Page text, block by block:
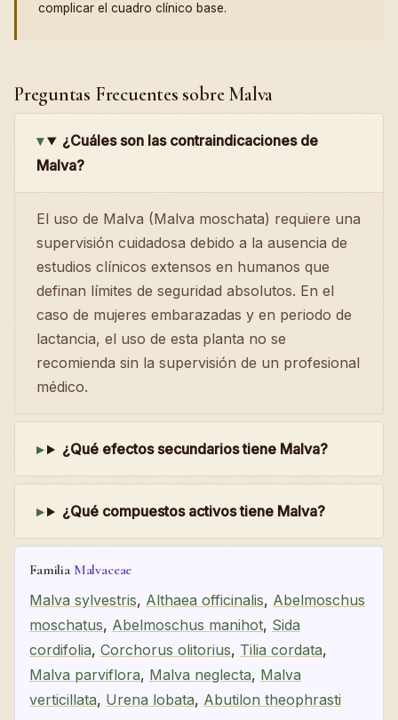
complicar el cuadro clínico base.
Preguntas Frecuentes sobre Malva
¿Cuáles son las contraindicaciones de
Malva?
El uso de Malva (Malva moschata) requiere una
supervisión cuidadosa debido a la ausencia de
estudios clínicos extensos en humanos que
definan límites de seguridad absolutos. En el
caso de mujeres embarazadas y en periodo de
lactancia, el uso de esta planta no se
recomienda sin la supervisión de un profesional
médico.
¿Qué efectos secundarios tiene Malva?
¿Qué compuestos activos tiene Malva?
Familia Malvaceae
Malva sylvestris, Althaea officinalis, Abelmoschus
moschatus, Abelmoschus manihot, Sida
cordifolia, Corchorus olitorius, Tilia cordata,
Malva parviflora, Malva neglecta, Malva
verticillata, Urena lobata, Abutilon theophrasti